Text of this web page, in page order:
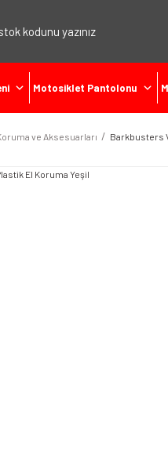
Motosiklet Pantolonu
ve Aksesuarları Barkbusters